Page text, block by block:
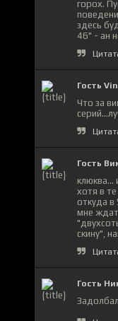
горох.
здесь
46" - ан
Гость
Что за
Гость
клюква...
хотя в
откуда
мне
скину",
Гость